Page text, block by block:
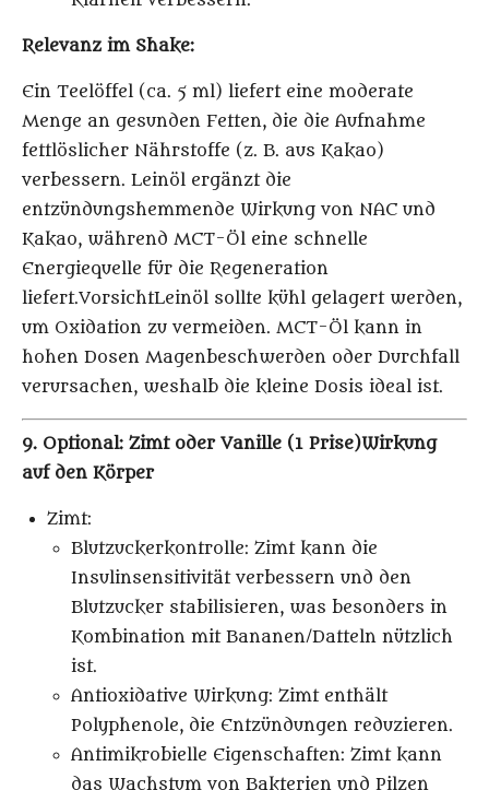
Relevanz im Shake:
Ein Teelöffel (ca. 5 ml) liefert eine moderate
Menge an gesunden Fetten, die die Aufnahme
fettlöslicher Nährstoffe (z. B. aus Kakao)
verbessern. Leinöl ergänzt die
entzündungshemmende Wirkung von NAC und
Kakao, während MCT-Öl eine schnelle
Energiequelle für die Regeneration
liefert.VorsichtLeinöl sollte kühl gelagert werden,
um Oxidation zu vermeiden. MCT-Öl kann in
hohen Dosen Magenbeschwerden oder Durchfall
verursachen, weshalb die kleine Dosis ideal ist.
9. Optional: Zimt oder Vanille (1 Prise)Wirkung
auf den Körper
Zimt:
Blutzuckerkontrolle: Zimt kann die
Insulinsensitivität verbessern und den
Blutzucker stabilisieren, was besonders in
Kombination mit Bananen/Datteln nützlich
ist.
Antioxidative Wirkung: Zimt enthält
Polyphenole, die Entzündungen reduzieren.
Antimikrobielle Eigenschaften: Zimt kann
das Wachstum von Bakterien und Pilzen